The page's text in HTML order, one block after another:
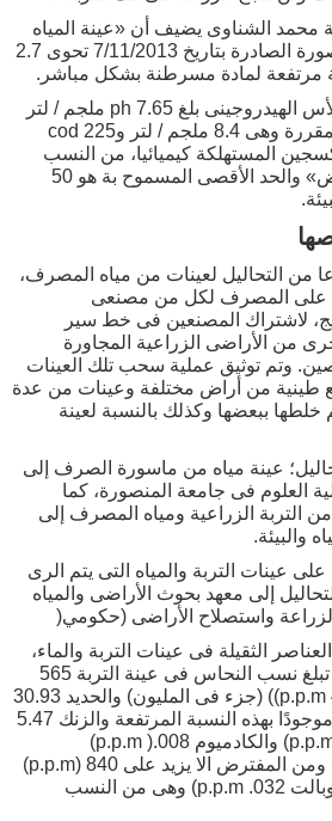
محمد الشناوى يضيف أن «عينة المياه
المرسلة إلى جامعة المنصورة الصادرة بتاريخ 7/11/2013 تحوى 2.7
مرتفعة لمادة مسرطنة بشكل مباشر.
وأثبتت التحاليل أيضا أن الأس الهيدروجينى بلغ ph 7.65 ملجم / لتر
وهو غير مطابق للنسبة المقررة وهى 8.4 ملجم / لتر وcod 225
المستهلكة كيميائيا، من النسب
العالية التى تسبب الأمراض» والحد الأقصى المسموح بة هو 50
معد التحقيق 32 نوعا من التحاليل لعينات من مياه المصرف،
على المصرف لكل من مصنعى
لاشتراك المصنعين فى خط سير
من الأراضى الزراعية المجاورة
وتم توثيق عملية سحب تلك العينات
طينية من أراض مختلفة وعينات من عدة
ببعضها وكذلك بالنسبة لعينة
عينة مياه من ماسورة الصرف إلى
العلوم فى جامعة المنصورة، كما
من التربة الزراعية ومياه المصرف إلى
والبيئة.
عينات التربة والمياه التى يتم الرى
نوعا من التحاليل إلى معهد بحوث الأراضى والمياه
الزراعة واستصلاح الأراضى (حكومي(
الثقيلة فى عينات التربة والماء،
عن الحدود المقررة حيث تبلغ نسب النحاس فى عينة التربة 565
ويفترض أن لا تتجاوز 400 p.p.m)) (جزء فى المليون) والحديد 30.93
p.p.m) ويفترض الا يكون موجودًا بهذه النسبة المرتفعة والزنك 5.47
p.p.m)) والمنجنيز 4.42 (p.p.m) والكادميوم 008.( p.p.m)
والرصاص 2.134 p.p.m)) ومن المفترض الا يزيد على 840 (p.p.m)
والنيكل 43. p.p.m)) والكوبالت 032. p.p.m) وهى من النسب